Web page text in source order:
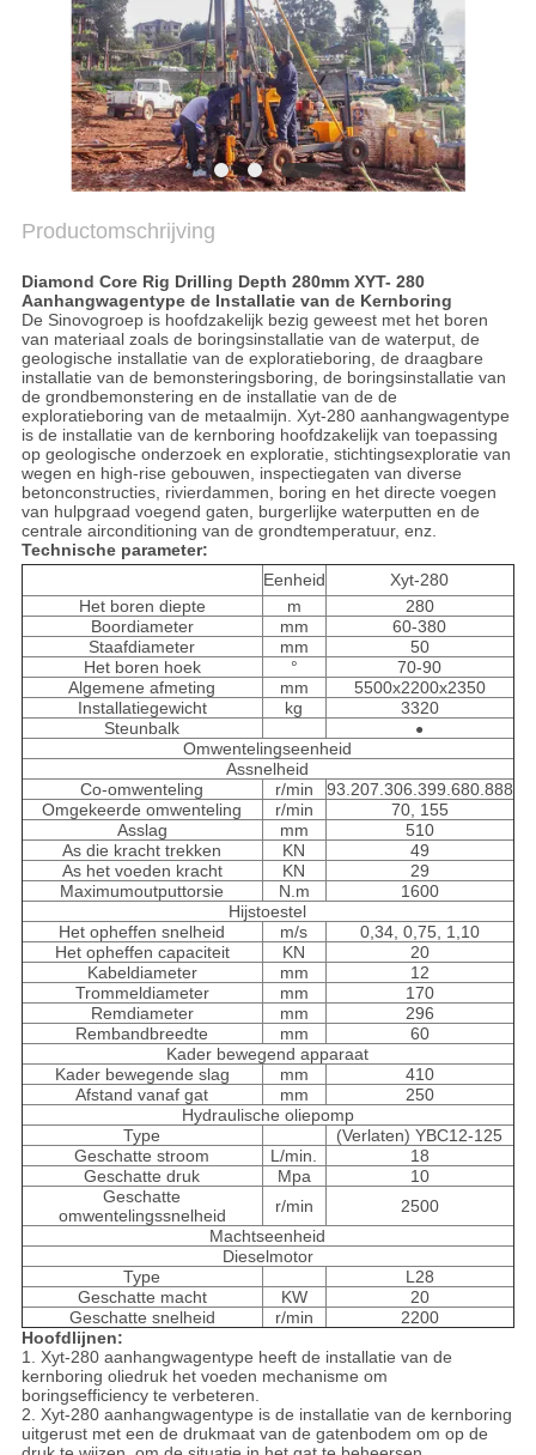
Productomschrijving
Diamond Core Rig Drilling Depth 280mm XYT- 280
Aanhangwagentype de Installatie van de Kernboring
De Sinovogroep is hoofdzakelijk bezig geweest met het boren
van materiaal zoals de boringsinstallatie van de waterput, de
geologische installatie van de exploratieboring, de draagbare
installatie van de bemonsteringsboring, de boringsinstallatie van
de grondbemonstering en de installatie van de de
exploratieboring van de metaalmijn. Xyt-280 aanhangwagentype
is de installatie van de kernboring hoofdzakelijk van toepassing
op geologische onderzoek en exploratie, stichtingsexploratie van
wegen en high-rise gebouwen, inspectiegaten van diverse
betonconstructies, rivierdammen, boring en het directe voegen
van hulpgraad voegend gaten, burgerlijke waterputten en de
centrale airconditioning van de grondtemperatuur, enz.
Technische parameter:
Eenheid
Xyt-280
Het boren diepte
m
280
Boordiameter
mm
60-380
Staafdiameter
mm
50
Het boren hoek
°
70-90
Algemene afmeting
mm
5500x2200x2350
Installatiegewicht
kg
3320
Steunbalk
●
Omwentelingseenheid
Assnelheid
Co-omwenteling
r/min
93.207.306.399.680.888
Omgekeerde omwenteling
r/min
70, 155
Asslag
mm
510
As die kracht trekken
KN
49
As het voeden kracht
KN
29
Maximumoutputtorsie
N.m
1600
Hijstoestel
Het opheffen snelheid
m/s
0,34, 0,75, 1,10
Het opheffen capaciteit
KN
20
Kabeldiameter
mm
12
Trommeldiameter
mm
170
Remdiameter
mm
296
Rembandbreedte
mm
60
Kader bewegend apparaat
Kader bewegende slag
mm
410
Afstand vanaf gat
mm
250
Hydraulische oliepomp
Type
(Verlaten) YBC12-125
Geschatte stroom
L/min.
18
Geschatte druk
Mpa
10
Geschatte
omwentelingssnelheid
r/min
2500
Machtseenheid
Dieselmotor
Type
L28
Geschatte macht
KW
20
Geschatte snelheid
r/min
2200
Hoofdlijnen:
1. Xyt-280 aanhangwagentype heeft de installatie van de
kernboring oliedruk het voeden mechanisme om
boringsefficiency te verbeteren.
2. Xyt-280 aanhangwagentype is de installatie van de kernboring
uitgerust met een de drukmaat van de gatenbodem om op de